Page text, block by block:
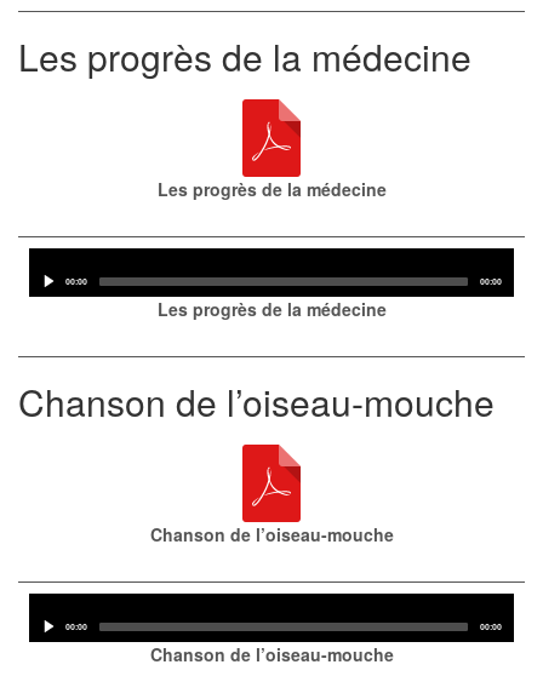
Les progrès de la médecine
Les progrès de la médecine
Player
Current
00:00
Total
00:00
Les progrès de la médecine
Chanson de l’oiseau-mouche
Chanson de l’oiseau-mouche
Player
Current
00:00
Total
00:00
Chanson de l’oiseau-mouche